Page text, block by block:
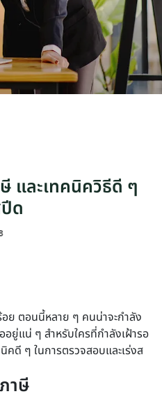
และเทคนิควิธีดี ๆ
ปีด
ย ตอนนี้หลาย ๆ คนน่าจะกำลัง
อยู่แน่ ๆ สำหรับใครที่กำลังเฝ้ารอ
คดี ๆ ในการตรวจสอบและเร่งส
าษี